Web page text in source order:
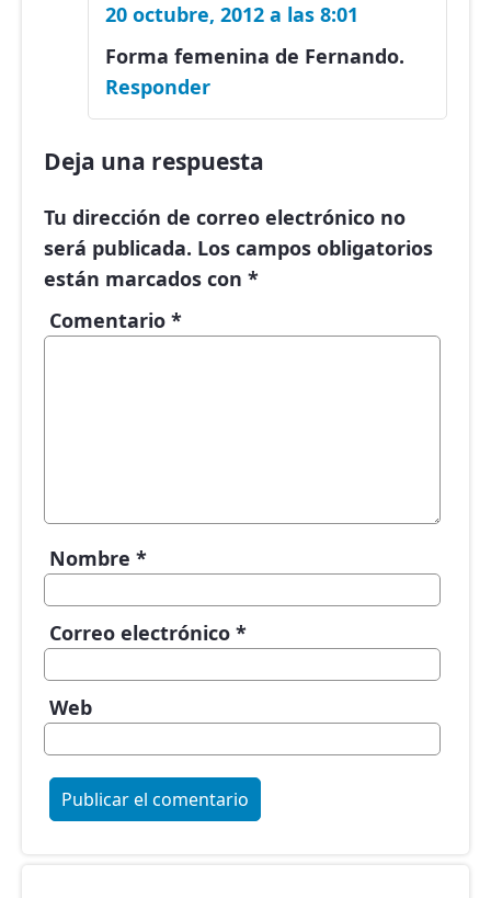
20 octubre, 2012 a las 8:01
Forma femenina de Fernando.
Responder
Deja una respuesta
Tu dirección de correo electrónico no
será publicada. Los campos obligatorios
están marcados con *
Comentario *
Nombre *
Correo electrónico *
Web